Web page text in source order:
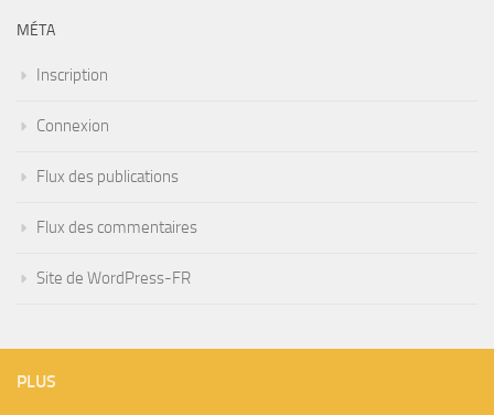
MÉTA
Inscription
Connexion
Flux des publications
Flux des commentaires
Site de WordPress-FR
PLUS